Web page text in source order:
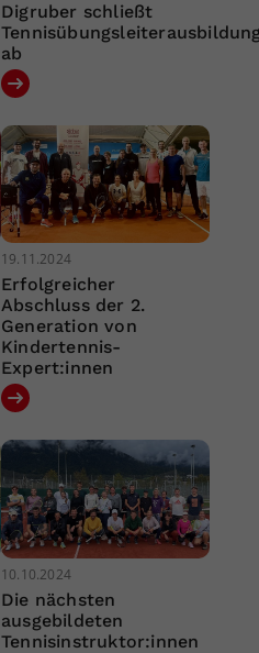
Digruber schließt
ab
19.11.2024
Erfolgreicher
Abschluss der 2.
Generation von
Kindertennis-
Expert:innen
10.10.2024
Die nächsten
ausgebildeten
Tennisinstruktor:innen